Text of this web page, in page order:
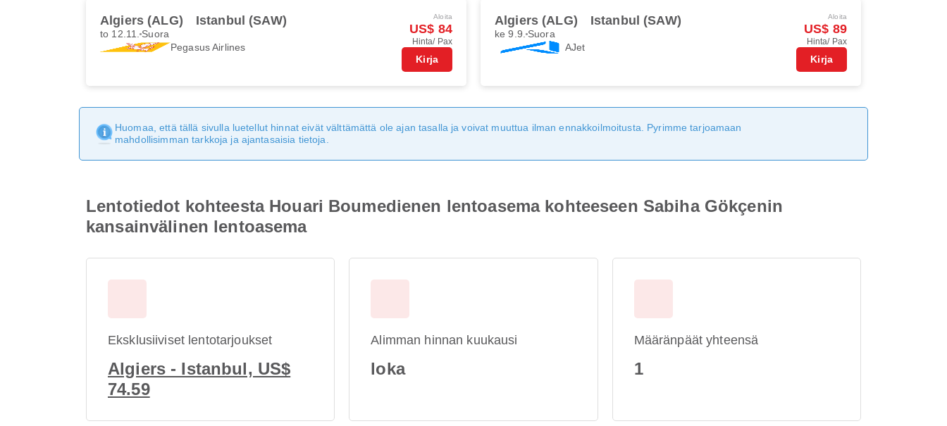
Algiers (ALG) Istanbul (SAW)
to 12.11. Suora
Pegasus Airlines
Aloita
US$ 84
Hinta/ Pax
Kirja
Algiers (ALG) Istanbul (SAW)
ke 9.9. Suora
AJet
Aloita
US$ 89
Hinta/ Pax
Kirja
Huomaa, että tällä sivulla luetellut hinnat eivät välttämättä ole ajan tasalla ja voivat muuttua ilman ennakkoilmoitusta. Pyrimme tarjoamaan
mahdollisimman tarkkoja ja ajantasaisia tietoja.
Lentotiedot kohteesta Houari Boumedienen lentoasema kohteeseen Sabiha Gökçenin
kansainvälinen lentoasema
Eksklusiiviset lentotarjoukset
Algiers - Istanbul, US$
74.59
Alimman hinnan kuukausi
loka
Määränpäät yhteensä
1